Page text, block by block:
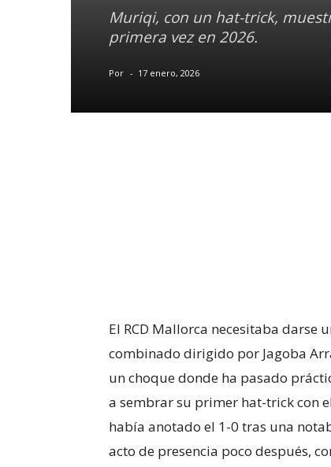
Muriqi, con un hat-trick,
primera vez en 2026.
Por - 17 enero, 2026
El RCD Mallorca necesitaba darse
combinado dirigido por Jagoba
un choque donde ha pasado
a sembrar su primer hat-trick con
había anotado el 1-0 tras una
acto de presencia poco después,